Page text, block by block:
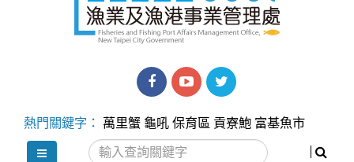
漁
處
漁
處
Twitter
熱門關鍵字： 萬里蟹 龜吼 保育區 貢寮鮑 富基魚市
選單